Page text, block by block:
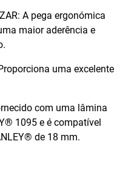
A pega ergonómica
maior aderência e
uma excelente
com uma lâmina
1095 e é compatível
de 18 mm.